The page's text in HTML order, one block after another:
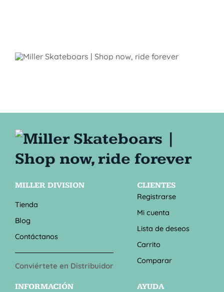
MILLER DIVISION
Tienda
Blog
Contáctanos
Conviértete en Distribuidor
CLIENTES
Registrarse
Mi cuenta
Lista de deseos
Carrito
Comparar
INFORMACIÓN
AYUDA